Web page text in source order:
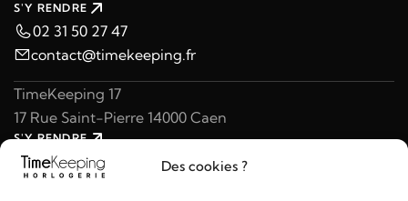
Des cookies ?
S'Y RENDRE
02 31 50 27 47
contact@timekeeping.fr
TimeKeeping 17
17 Rue Saint-Pierre 14000 Caen
S'Y RENDRE
02 31 47 49 97
contact@timekeeping.fr